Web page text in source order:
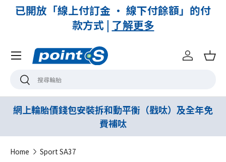
已開放「線上付訂金 · 線下付餘額」的付
款方式 | 了解更多
搜尋搜尋
登入 購
Menu
網上輪胎價錢包安裝拆和動平衡（戥呔）及全年免
費補呔
Home Sport SA37